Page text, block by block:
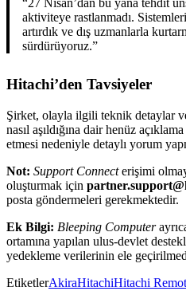
“27 Nisan’dan bu yana tehdit
aktiviteye rastlanmadı.
artırdık ve dış uzmanlarla
sürdürüyoruz.”
Hitachi’den Tavsiyeler
Şirket, olayla ilgili teknik detaylar
nasıl aşıldığına dair henüz
etmesi nedeniyle detaylı yorum
Not: Support Connecterişimi
oluşturmak için
posta göndermeleri gerekmektedir.
Ek Bilgi: Bleeping Computer
ortamına yapılan ulus-devlet
yedekleme verilerinin ele
EtiketlerAkiraHitachiHitachi